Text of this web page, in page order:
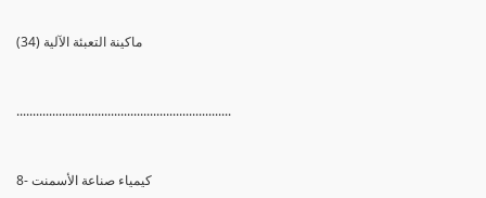
(34) ماكينة التعبئة الآلية
..................................................................
8- كيمياء صناعة الأسمنت